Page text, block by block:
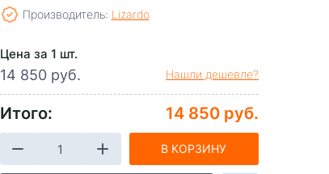
Производитель: Lizardo
Цена за 1 шт.
14 850 руб. Нашли дешевле?
Итого: 14 850 руб.
В КОРЗИНУ